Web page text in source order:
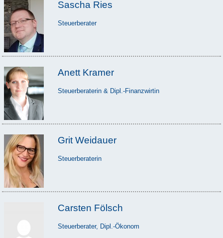
Sascha Ries
Steuerberater
Anett Kramer
Steuerberaterin & Dipl.-Finanzwirtin
Grit Weidauer
Steuerberaterin
Carsten Fölsch
Steuerberater, Dipl.-Ökonom